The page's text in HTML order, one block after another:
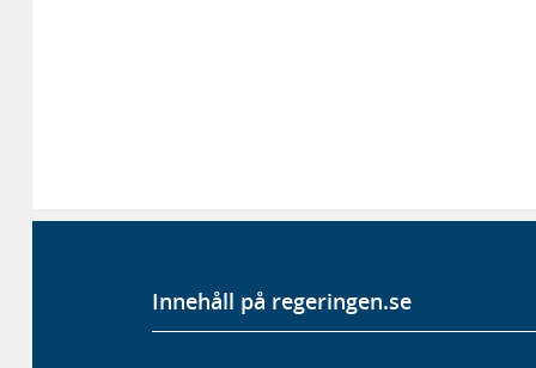
Innehåll på regeringen.se